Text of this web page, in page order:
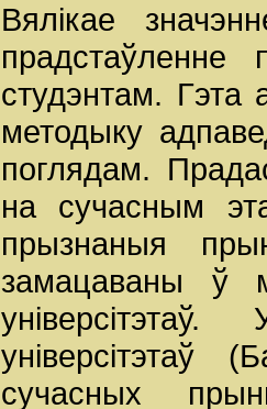
Вялікае
студэнтам. Гэта
методыку
поглядам.
на сучасным
прызнаныя
замацаваны ў
сучасных